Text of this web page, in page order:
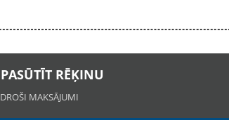
PASŪTĪT RĒĶINU
DROŠI MAKSĀJUMI